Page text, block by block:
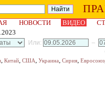
НОВОСТИ ВИДЕО
Или:
–
, Китай, США, Украина, Сирия, Евросоюз